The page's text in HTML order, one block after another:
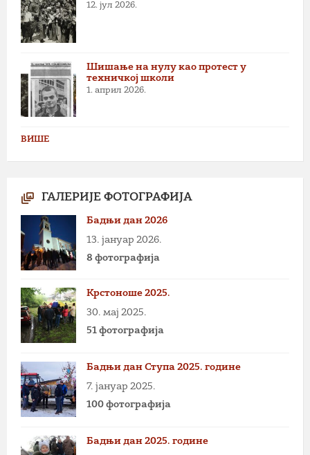
12. јул 2026.
Шишање на нулу као протест у
техничкој школи
1. април 2026.
ВИШЕ
ГАЛЕРИЈЕ ФОТОГРАФИЈА
Бадњи дан 2026
13. јануар 2026.
8 фотографија
Крстоноше 2025.
30. мај 2025.
51 фотографија
Бадњи дан Ступа 2025. године
7. јануар 2025.
100 фотографија
Бадњи дан 2025. године